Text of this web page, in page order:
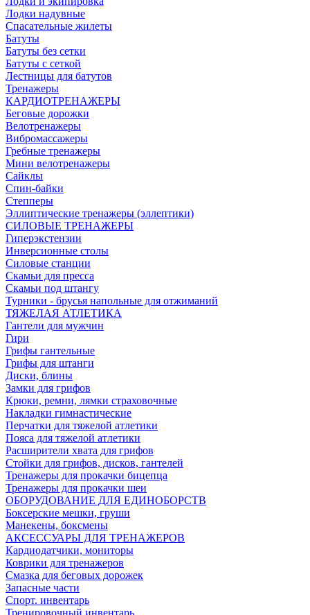
Лодки надувные
Спасательные жилеты
Батуты
Батуты без сетки
Батуты с сеткой
Лестницы для батутов
Тренажеры
КАРДИОТРЕНАЖЕРЫ
Беговые дорожки
Велотренажеры
Вибромассажеры
Гребные тренажеры
Мини велотренажеры
Сайклы
Спин-байки
Степперы
Эллиптические тренажеры (эллептики)
СИЛОВЫЕ ТРЕНАЖЕРЫ
Гиперэкстензии
Инверсионные столы
Силовые станции
Скамьи для пресса
Скамьи под штангу
Турники - брусья напольные для отжиманий
ТЯЖЕЛАЯ АТЛЕТИКА
Гантели для мужчин
Гири
Грифы гантельные
Грифы для штанги
Диски, блины
Замки для грифов
Крюки, ремни, лямки страховочные
Накладки гимнастические
Перчатки для тяжелой атлетики
Пояса для тяжелой атлетики
Расширители хвата для грифов
Стойки для грифов, дисков, гантелей
Тренажеры для прокачки бицепца
Тренажеры для прокачки шеи
ОБОРУДОВАНИЕ ДЛЯ ЕДИНОБОРСТВ
Боксерские мешки, груши
Манекены, боксмены
АКСЕССУАРЫ ДЛЯ ТРЕНАЖЕРОВ
Кардиодатчики, мониторы
Коврики для тренажеров
Смазка для беговых дорожек
Запасные части
Спорт. инвентарь
Тренировочный инвентарь